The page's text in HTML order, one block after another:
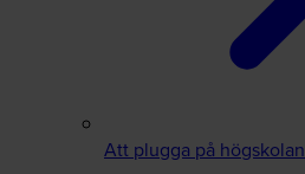
Att plugga på högskolan